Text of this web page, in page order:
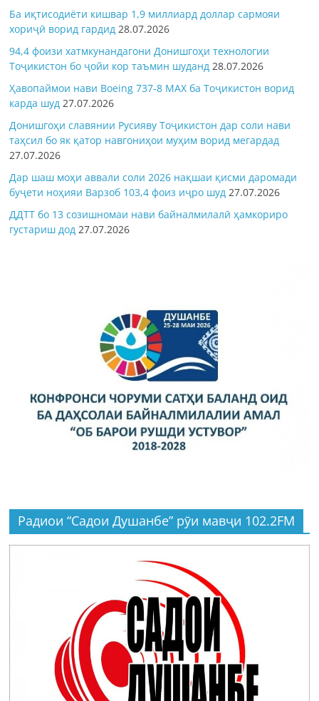
Ба иқтисодиёти кишвар 1,9 миллиард доллар сармояи
хориҷӣ ворид гардид 28.07.2026
94,4 фоизи хатмкунандагони Донишгоҳи технологии
Тоҷикистон бо ҷойи кор таъмин шуданд 28.07.2026
Ҳавопаймои нави Boeing 737-8 MAX ба Тоҷикистон ворид
карда шуд 27.07.2026
Донишгоҳи славянии Русияву Тоҷикистон дар соли нави
таҳсил бо як қатор навгониҳои муҳим ворид мегардад
27.07.2026
Дар шаш моҳи аввали соли 2026 нақшаи қисми даромади
буҷети ноҳияи Варзоб 103,4 фоиз иҷро шуд 27.07.2026
ДДТТ бо 13 созишномаи нави байналмилалӣ ҳамкориро
густариш дод 27.07.2026
Радиои “Садои Душанбе” рӯи мавҷи 102.2FM